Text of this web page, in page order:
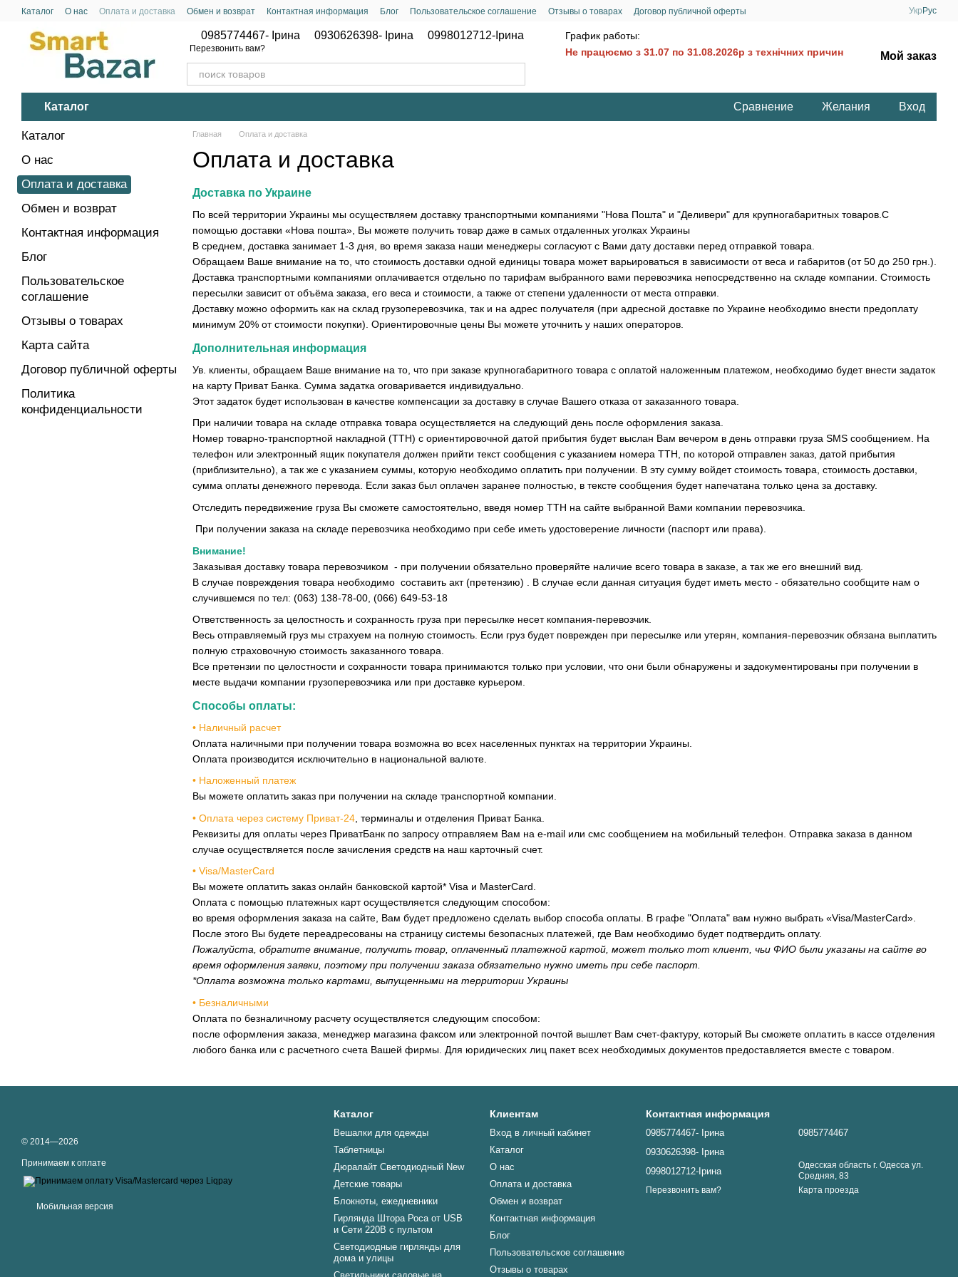
Перейти к основному контенту
Каталог О нас Оплата и доставка Обмен и возврат Контактная информация Блог Пользовательское соглашение Отзывы о товарах
Договор публичной оферты
Укр Рус
0985774467- Ірина 0930626398- Ірина 0998012712-Ірина
Перезвонить вам?
График работы:
Не працюємо з 31.07 по 31.08.2026р з технічних причин
Мой заказ
Каталог Сравнение Желания Вход
Главная Оплата и доставка
Оплата и доставка
Доставка по Украине
По всей территории Украины мы осуществляем доставку транспортными компаниями "Нова Пошта" и "Деливери" для крупногабаритных товаров.С
помощью доставки «Нова пошта», Вы можете получить товар даже в самых отдаленных уголках Украины
В среднем, доставка занимает 1-3 дня, во время заказа наши менеджеры согласуют с Вами дату доставки перед отправкой товара.
Обращаем Ваше внимание на то, что стоимость доставки одной единицы товара может варьироваться в зависимости от веса и габаритов (от 50 до 250 грн.).
Доставка транспортными компаниями оплачивается отдельно по тарифам выбранного вами перевозчика непосредственно на складе компании. Стоимость
пересылки зависит от объёма заказа, его веса и стоимости, а также от степени удаленности от места отправки.
Доставку можно оформить как на склад грузоперевозчика, так и на адрес получателя (при адресной доставке по Украине необходимо внести предоплату
минимум 20% от стоимости покупки). Ориентировочные цены Вы можете уточнить у наших операторов.
Дополнительная информация
Ув. клиенты, обращаем Ваше внимание на то, что при заказе крупногабаритного товара с оплатой наложенным платежом, необходимо будет внести задаток
на карту Приват Банка. Сумма задатка оговаривается индивидуально.
Этот задаток будет использован в качестве компенсации за доставку в случае Вашего отказа от заказанного товара.
При наличии товара на складе отправка товара осуществляется на следующий день после оформления заказа.
Номер товарно-транспортной накладной (ТТН) с ориентировочной датой прибытия будет выслан Вам вечером в день отправки груза SMS сообщением. На
телефон или электронный ящик покупателя должен прийти текст сообщения с указанием номера ТТН, по которой отправлен заказ, датой прибытия
(приблизительно), а так же с указанием суммы, которую необходимо оплатить при получении. В эту сумму войдет стоимость товара, стоимость доставки,
сумма оплаты денежного перевода. Если заказ был оплачен заранее полностью, в тексте сообщения будет напечатана только цена за доставку.
Отследить передвижение груза Вы сможете самостоятельно, введя номер ТТН на сайте выбранной Вами компании перевозчика.
При получении заказа на складе перевозчика необходимо при себе иметь удостоверение личности (паспорт или права).
Внимание!
Заказывая доставку товара перевозчиком - при получении обязательно проверяйте наличие всего товара в заказе, а так же его внешний вид.
В случае повреждения товара необходимо составить акт (претензию) . В случае если данная ситуация будет иметь место - обязательно сообщите нам о
случившемся по тел: (063) 138-78-00, (066) 649-53-18
Ответственность за целостность и сохранность груза при пересылке несет компания-перевозчик.
Весь отправляемый груз мы страхуем на полную стоимость. Если груз будет поврежден при пересылке или утерян, компания-перевозчик обязана выплатить
полную страховочную стоимость заказанного товара.
Все претензии по целостности и сохранности товара принимаются только при условии, что они были обнаружены и задокументированы при получении в
месте выдачи компании грузоперевозчика или при доставке курьером.
Способы оплаты:
• Наличный расчет
Оплата наличными при получении товара возможна во всех населенных пунктах на территории Украины.
Оплата производится исключительно в национальной валюте.
• Наложенный платеж
Вы можете оплатить заказ при получении на складе транспортной компании.
• Оплата через систему Приват-24 , терминалы и отделения Приват Банка.
Реквизиты для оплаты через ПриватБанк по запросу отправляем Вам на e-mail или смс сообщением на мобильный телефон. Отправка заказа в данном
случае осуществляется после зачисления средств на наш карточный счет.
• Visa/MasterCard
Вы можете оплатить заказ онлайн банковской картой* Visa и MasterCard.
Оплата с помощью платежных карт осуществляется следующим способом:
во время оформления заказа на сайте, Вам будет предложено сделать выбор способа оплаты. В графе "Оплата" вам нужно выбрать «Visa/MasterCard».
После этого Вы будете переадресованы на страницу системы безопасных платежей, где Вам необходимо будет подтвердить оплату.
Пожалуйста, обратите внимание, получить товар, оплаченный платежной картой, может только тот клиент, чьи ФИО были указаны на сайте во
время оформления заявки, поэтому при получении заказа обязательно нужно иметь при себе паспорт.
*Оплата возможна только картами, выпущенными на территории Украины
• Безналичными
Оплата по безналичному расчету осуществляется следующим способом:
после оформления заказа, менеджер магазина факсом или электронной почтой вышлет Вам счет-фактуру, который Вы сможете оплатить в кассе отделения
любого банка или с расчетного счета Вашей фирмы. Для юридических лиц пакет всех необходимых документов предоставляется вместе с товаром.
Каталог
О нас
Оплата и доставка
Обмен и возврат
Контактная информация
Блог
Пользовательское
соглашение
Отзывы о товарах
Карта сайта
Договор публичной оферты
Политика
конфиденциальности
© 2014—2026
Принимаем к оплате
Мобильная версия
Каталог
Вешалки для одежды
Таблетницы
Дюралайт Светодиодный New
Детские товары
Блокноты, ежедневники
Гирлянда Штора Роса от USB
и Сети 220В с пультом
Светодиодные гирлянды для
дома и улицы
Клиентам
Вход в личный кабинет
Каталог
О нас
Оплата и доставка
Обмен и возврат
Контактная информация
Блог
Пользовательское соглашение
Отзывы о товарах
Контактная информация
0985774467- Ірина
0930626398- Ірина
0998012712-Ірина
Перезвонить вам?
0985774467
Одесская область г. Одесса ул.
Средняя, 83
Карта проезда